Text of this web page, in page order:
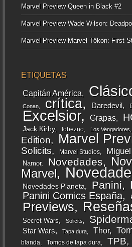
Marvel Preview Queen in Black #2
Marvel Preview Wade Wilson:
Marvel Preview Marvel Tôkon: First
ETIQUETAS
Capitán América
Conan crítica Daredevil
Excelsior Grapas
Jack Kirby lobezno Los Vengadores
Edition
Marvel
Solicits
Marvel Studios
Namor Novedades
Marvel
Novedades Planeta Panini
Panini Comics España
Previews
Secret Wars Solicits
Star Wars Tapa dura Thor
blanda
Tomos de tapa dura TPB